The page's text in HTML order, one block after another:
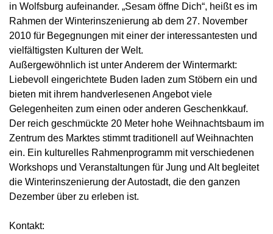
in Wolfsburg aufeinander. „Sesam öffne Dich“, heißt es im
Rahmen der Winterinszenierung ab dem 27. November
2010 für Begegnungen mit einer der interessantesten und
vielfältigsten Kulturen der Welt.
Außergewöhnlich ist unter Anderem der Wintermarkt:
Liebevoll eingerichtete Buden laden zum Stöbern ein und
bieten mit ihrem handverlesenen Angebot viele
Gelegenheiten zum einen oder anderen Geschenkkauf.
Der reich geschmückte 20 Meter hohe Weihnachtsbaum im
Zentrum des Marktes stimmt traditionell auf Weihnachten
ein. Ein kulturelles Rahmenprogramm mit verschiedenen
Workshops und Veranstaltungen für Jung und Alt begleitet
die Winterinszenierung der Autostadt, die den ganzen
Dezember über zu erleben ist.
Kontakt: